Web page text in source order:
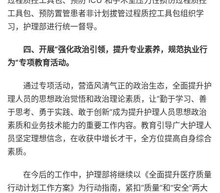
工具包、预防置管患者非计划拔管过程质控工具包组织学
习，护理部进行统一督导。
四、开展“强化政治引领，提升专业素养，规范执业行
为”专项教育活动。
通过专项活动，营造风清气正的政治生态，全面提升护
理人员的思想政治觉悟和政治理论素质，让“勤于学习、善
于思考、勇于实践、敢于创新”成为提升护理人员思想政治
素质和业务技术能力的重要工作内容。教育引导广大护理人
员坚定理想信念，在收获中增长才干，全方位提高自身综合
素质。
在今后的工作中，护理部将继续以《全面提升医疗质量
行动计划工作方案》为行动指南，紧扣“质量”和“安全”两大